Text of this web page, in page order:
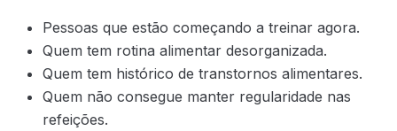
Pessoas que estão começando a treinar agora.
Quem tem rotina alimentar desorganizada.
Quem tem histórico de transtornos alimentares.
Quem não consegue manter regularidade nas
refeições.